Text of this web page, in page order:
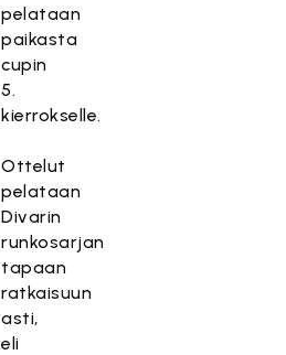
pelataan
paikasta
cupin
5.
kierrokselle.
Ottelut
pelataan
Divarin
runkosarjan
tapaan
ratkaisuun
asti,
eli